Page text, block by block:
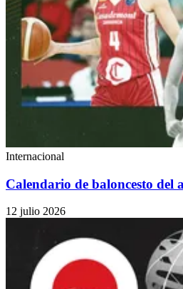
Internacional
Calendario de baloncesto del
12 julio 2026